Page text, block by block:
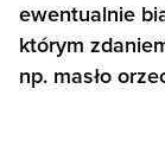
ewentualnie
którym
np. masło